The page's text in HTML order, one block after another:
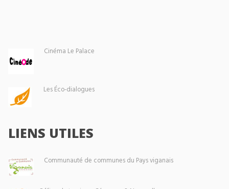
Cinéma Le Palace
Les Éco-dialogues
LIENS UTILES
Communauté de communes du Pays viganais